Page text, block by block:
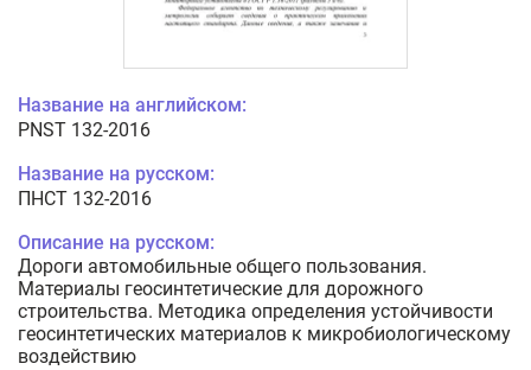
Название на английском:
PNST 132-2016
Название на русском:
ПНСТ 132-2016
Описание на русском:
Дороги автомобильные общего пользования.
Материалы геосинтетические для дорожного
строительства. Методика определения устойчивости
геосинтетических материалов к микробиологическому
воздействию